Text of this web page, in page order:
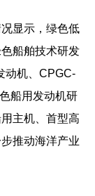
显示，绿色低
船舶技术研发
动机、CPGC-
船用发动机研
主机、首型高
推动海洋产业